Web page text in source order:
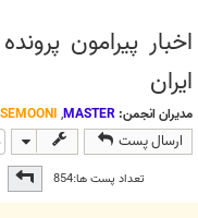
اخبار پیرامون
ایران
مدیران انجمن: MASTER
,
ارسال پست
تعداد پست ها:854
صفحه34 از72